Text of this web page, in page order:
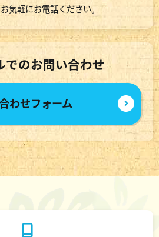
気軽にお電話ください。
でのお問い合わせ
わせフォーム